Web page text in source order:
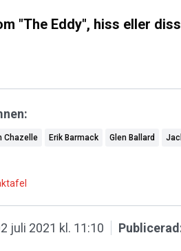
"The Eddy", hiss eller
Chazelle Erik Barmack Glen Ballard
juli 2021 kl. 11:10